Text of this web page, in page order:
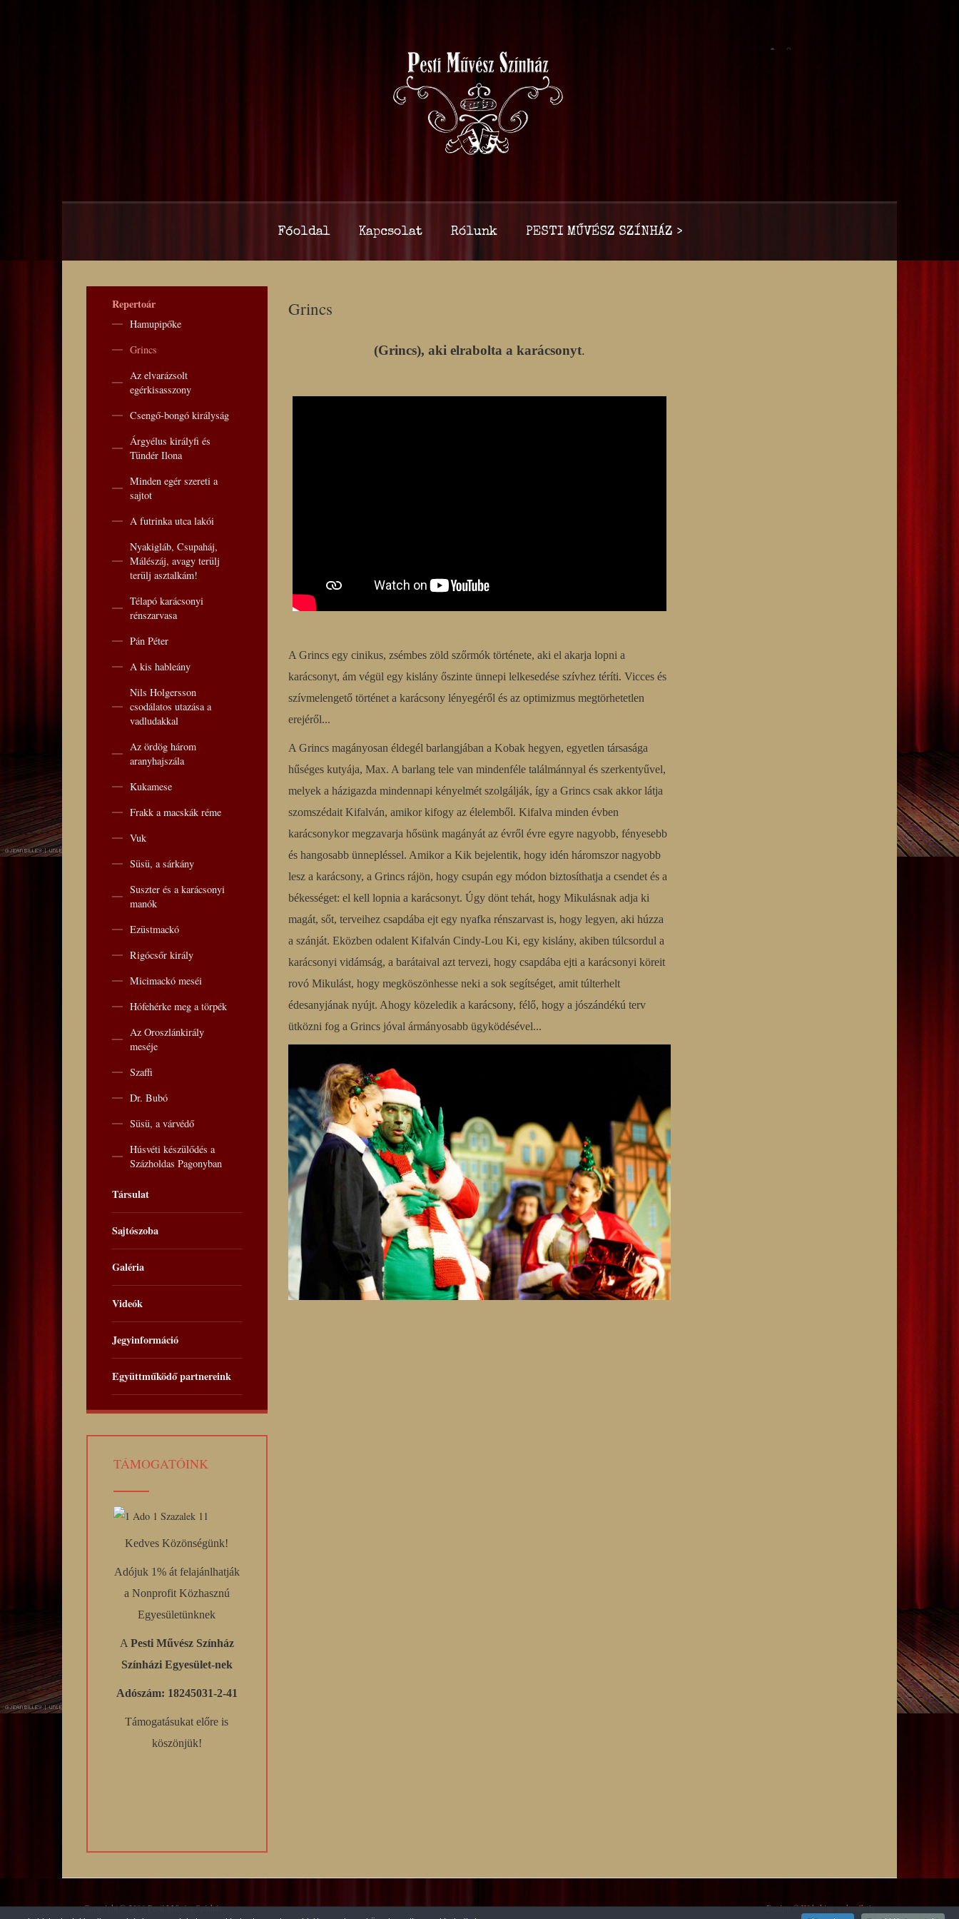
Főoldal Kapcsolat Rólunk PESTI MŰVÉSZ SZÍNHÁZ >
Grincs
(Grincs), aki elrabolta a karácsonyt.
A Grincs egy cinikus, zsémbes zöld szőrmók története, aki el akarja lopni a
karácsonyt, ám végül egy kislány őszinte ünnepi lelkesedése szívhez téríti. Vicces és
szívmelengető történet a karácsony lényegéről és az optimizmus megtörhetetlen
erejéről...
A Grincs magányosan éldegél barlangjában a Kobak hegyen, egyetlen társasága
hűséges kutyája, Max. A barlang tele van mindenféle találmánnyal és szerkentyűvel,
melyek a házigazda mindennapi kényelmét szolgálják, így a Grincs csak akkor látja
szomszédait Kifalván, amikor kifogy az élelemből. Kifalva minden évben
karácsonykor megzavarja hősünk magányát az évről évre egyre nagyobb, fényesebb
és hangosabb ünnepléssel. Amikor a Kik bejelentik, hogy idén háromszor nagyobb
lesz a karácsony, a Grincs rájön, hogy csupán egy módon biztosíthatja a csendet és a
békességet: el kell lopnia a karácsonyt. Úgy dönt tehát, hogy Mikulásnak adja ki
magát, sőt, terveihez csapdába ejt egy nyafka rénszarvast is, hogy legyen, aki húzza
a szánját. Eközben odalent Kifalván Cindy-Lou Ki, egy kislány, akiben túlcsordul a
karácsonyi vidámság, a barátaival azt tervezi, hogy csapdába ejti a karácsonyi köreit
rovó Mikulást, hogy megköszönhesse neki a sok segítséget, amit túlterhelt
édesanyjának nyújt. Ahogy közeledik a karácsony, félő, hogy a jószándékú terv
ütközni fog a Grincs jóval ármányosabb ügyködésével...
Repertoár
Hamupipőke
Grincs
Az elvarázsolt
egérkisasszony
Csengő-bongó királyság
Árgyélus királyfi és
Tündér Ilona
Minden egér szereti a
sajtot
A futrinka utca lakói
Nyakigláb, Csupaháj,
Málészáj, avagy terülj
terülj asztalkám!
Télapó karácsonyi
rénszarvasa
Pán Péter
A kis hableány
Nils Holgersson
csodálatos utazása a
vadludakkal
Az ördög három
aranyhajszála
Kukamese
Frakk a macskák réme
Vuk
Süsü, a sárkány
Suszter és a karácsonyi
manók
Ezüstmackó
Rigócsőr király
Micimackó meséi
Hófehérke meg a törpék
Az Oroszlánkirály
meséje
Szaffi
Dr. Bubó
Süsü, a várvédő
Húsvéti készülődés a
Százholdas Pagonyban
Társulat
Sajtószoba
Galéria
Videók
Jegyinformáció
Együttműködő partnereink
TÁMOGATÓINK
Kedves Közönségünk!
Adójuk 1% át felajánlhatják
a Nonprofit Közhasznú
Egyesületünknek
A Pesti Művész Színház
Színházi Egyesület-nek
Adószám: 18245031-2-41
Támogatásukat előre is
köszönjük!
Copyright © 2016 Pesti Művész Színház Design ©Webshine webműhely